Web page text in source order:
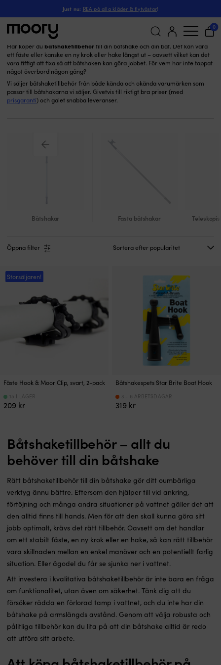
Just nu: REA på alla kläder & flytvästar!
Sök
efter:
0
Båtshaketillbehör (2)
Här köper du båtshaketillbehörtill din båtshake och din båt. Det kan vara
ett fäste eller kanske en ny krok eller hake längst ut – oavsett vilket kan det
vara fiffigt att fixa så att båtshaken kan göra jobbet. För vem har inte tappat
något överbord någon gång?
Vi säljer båtshaketillbehör från både kända och okända varumärken som
passar till båtshakarna vi säljer. Givetvis till riktigt bra priser (med
prisgaranti) och galet snabba leveranser.
Båtshakar Fasta båtshakar
Öppna filter
Storsäljaren!
Fäste Hook & Moor Clip, svart, 2-pack
209 kr
15 I LAGER
Båtshakespets Star Brite Boat Hook
319 kr
3 - 6 ARBETSDAGAR
Båtshaketillbehör – allt du
behöver till din båtshake
Rätt båtshaketillbehör till din båtshake gör ditt oumbärliga
verktyg ännu bättre. Eftersom den hjälper till vid ankring,
förtöjning och många andra situationer på vattnet gäller det att
den alltid finns till hands. Men för att den skall kunna göra sitt
jobb optimalt, krävs det rätt tillbehör. Oavsett om det handlar
om ett stabilt fäste, en ny krok eller en hake, så kan rätt tillbehör
vara skillnaden mellan en enkel manöver och en potentiellt farlig
situation. Eller ägodel du får se sjunka ner i vattnet.
Att investera i kvalitativa båtshaketillbehör är inte bara en fråga
om funktionalitet, utan även om säkerhet. Tänk dig att du
försöker rädda en förlorad tamp i vattnet, och du inte har din
båtshake på armslängds avstånd. Genom att välja robusta och
pålitliga tillbehör kan du lita på att din båtshake alltid är redo
att utföra sitt arbete.